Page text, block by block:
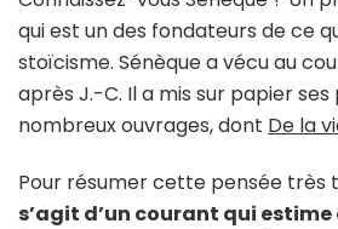
qui est un des fondateurs de ce
stoïcisme. Sénèque a vécu au
après J.-C. Il a mis sur papier
nombreux ouvrages, dont De la
Pour résumer cette pensée très
s’agit d’un courant qui